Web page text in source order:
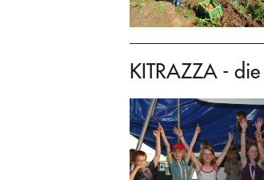
KITRAZZA -